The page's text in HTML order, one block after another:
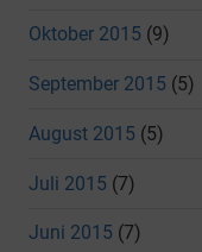
Oktober 2015 (9)
September 2015 (5)
August 2015 (5)
Juli 2015 (7)
Juni 2015 (7)